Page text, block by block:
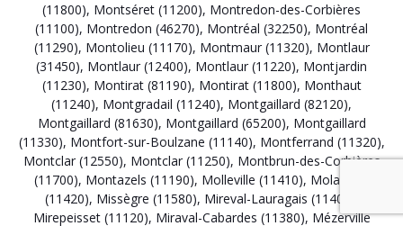
(11800), Montséret (11200), Montredon-des-Corbières
(11100), Montredon (46270), Montréal (32250), Montréal
(11290), Montolieu (11170), Montmaur (11320), Montlaur
(31450), Montlaur (12400), Montlaur (11220), Montjardin
(11230), Montirat (81190), Montirat (11800), Monthaut
(11240), Montgradail (11240), Montgaillard (82120),
Montgaillard (81630), Montgaillard (65200), Montgaillard
(11330), Montfort-sur-Boulzane (11140), Montferrand (11320),
Montclar (12550), Montclar (11250), Montbrun-des-Corbières
(11700), Montazels (11190), Molleville (11410), Molandier
(11420), Missègre (11580), Mireval-Lauragais (11400)
Mirepeisset (11120), Miraval-Cabardes (11380), Mézerville